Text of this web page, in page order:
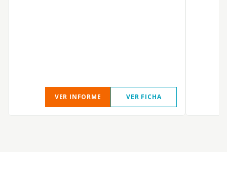
VER INFORME VER FICHA